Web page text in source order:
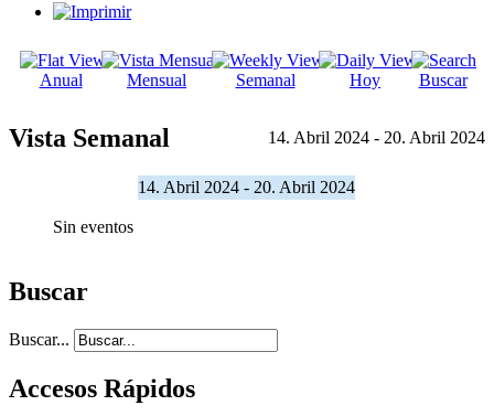
Anual Mensual Semanal Hoy Buscar
Vista Semanal 14. Abril 2024 - 20. Abril 2024
14. Abril 2024 - 20. Abril 2024
Sin eventos
Buscar
Buscar...
Accesos Rápidos